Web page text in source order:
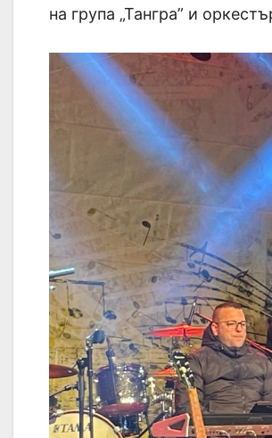
на група „Тангра” и